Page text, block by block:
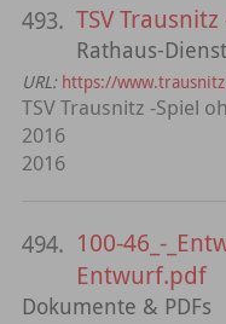
493. TSV
Rathaus-
URL: https://
TSV Trausnitz -Spiel
2016
2016
494. 100-46_-
Entwurf.pdf
Dokumente & PDFs